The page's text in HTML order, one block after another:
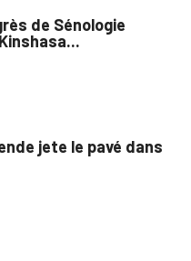
de Sénologie
jete le pavé dans